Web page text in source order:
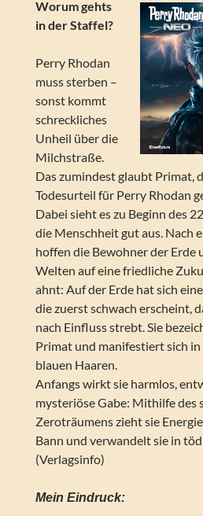
Worum gehts
in der Staffel?
Perry Rhodan
muss sterben –
sonst kommt
schreckliches
Unheil über die
Milchstraße.
Das zumindest glaubt Primat,
Todesurteil für Perry Rhodan
Dabei sieht es zu Beginn des
die Menschheit gut aus. Nach
hoffen die Bewohner der Erde
Welten auf eine friedliche
ahnt: Auf der Erde hat sich
die zuerst schwach erscheint,
nach Einfluss strebt. Sie
Primat und manifestiert sich
blauen Haaren.
Anfangs wirkt sie harmlos,
mysteriöse Gabe: Mithilfe des
Zeroträumens zieht sie
Bann und verwandelt sie in
(Verlagsinfo)
Mein Eindruck: